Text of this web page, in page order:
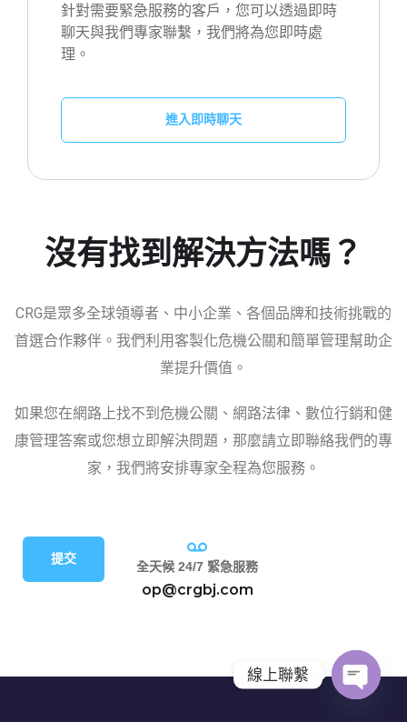
針對需要緊急服務的客戶，您可以透過即時
聊天與我們專家聯繫，我們將為您即時處
理。
進入即時聊天
沒有找到解決方法嗎？
CRG是眾多全球領導者、中小企業、各個品牌和技術挑戰的
首選合作夥伴。我們利用客製化危機公關和簡單管理幫助企
業提升價值。
如果您在網路上找不到危機公關、網路法律、數位行銷和健
康管理答案或您想立即解決問題，那麼請立即聯絡我們的專
家，我們將安排專家全程為您服務。
提交 全天候 24/7 緊急服務
op@crgbj.com
線上聯繫